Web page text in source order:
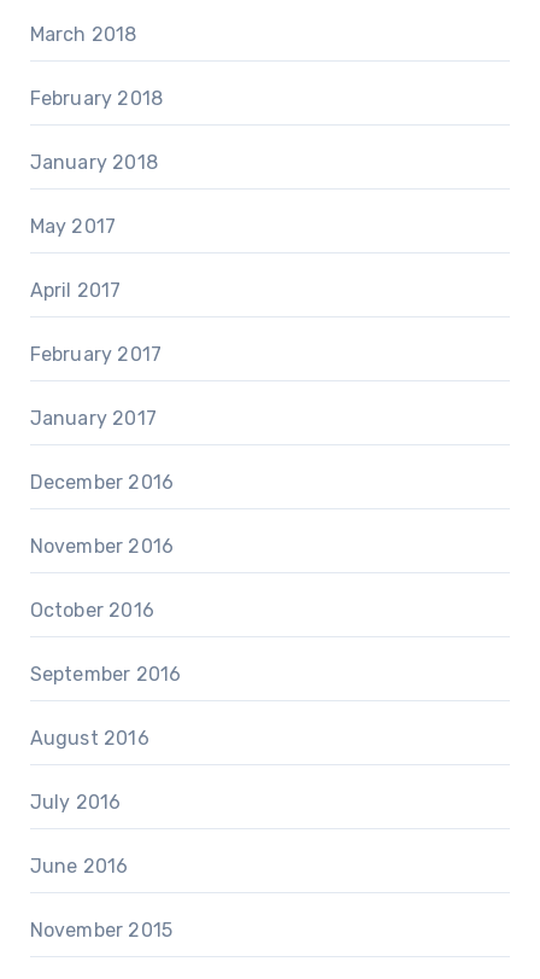
March 2018
February 2018
January 2018
May 2017
April 2017
February 2017
January 2017
December 2016
November 2016
October 2016
September 2016
August 2016
July 2016
June 2016
November 2015